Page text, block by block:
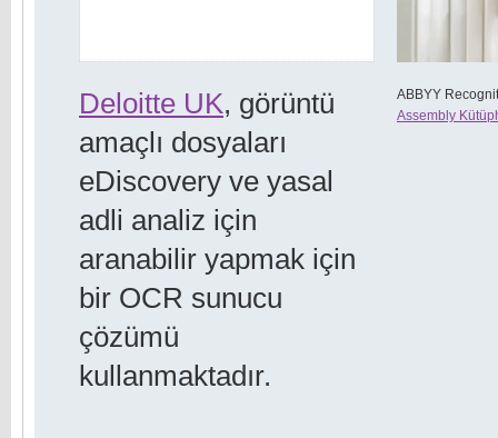
Deloitte UK, görüntü
amaçlı dosyaları
eDiscovery ve yasal
adli analiz için
aranabilir yapmak için
bir OCR sunucu
çözümü
kullanmaktadır.
ABBYY
Assembly